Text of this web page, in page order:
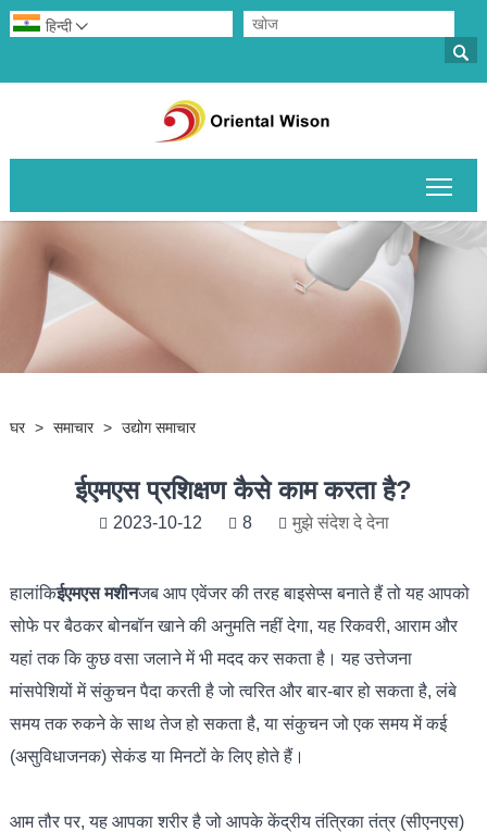

हिन्दी 
घर > समाचार > उद्योग समाचार
ईएमएस प्रशिक्षण कैसे काम करता है?
2023-10-12 8 मुझे संदेश दे देना
हालांकिईएमएस मशीनजब आप एवेंजर की तरह बाइसेप्स बनाते हैं तो यह आपको
सोफे पर बैठकर बोनबॉन खाने की अनुमति नहीं देगा, यह रिकवरी, आराम और
यहां तक ​​कि कुछ वसा जलाने में भी मदद कर सकता है। यह उत्तेजना
मांसपेशियों में संकुचन पैदा करती है जो त्वरित और बार-बार हो सकता है, लंबे
समय तक रुकने के साथ तेज हो सकता है, या संकुचन जो एक समय में कई
(असुविधाजनक) सेकंड या मिनटों के लिए होते हैं।
आम तौर पर, यह आपका शरीर है जो आपके केंद्रीय तंत्रिका तंत्र (सीएनएस)